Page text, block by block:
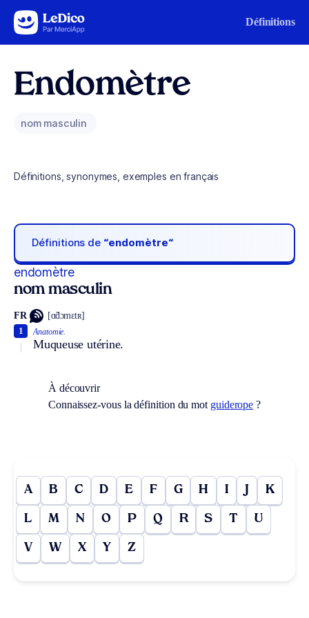
Aller au contenu Définitions
Endomètre
nom masculin
Définitions, synonymes, exemples en français
Définitions de “endomètre“
endomètre
nom masculin
FR [ɑ̃dɔmɛtʀ]
Anatomie.
Muqueuse utérine.
1
À découvrir
Connaissez-vous la définition du mot guiderope ?
A B C D E F G H I J K
L M N O P Q R S T U
V W X Y Z